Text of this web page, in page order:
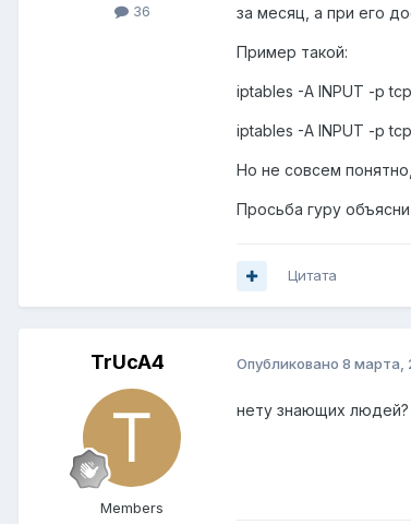
36
за месяц, а при его
Пример такой:
iptables -A INPUT -p
iptables -A INPUT -p
Но не совсем
Просьба гуру
Цитата
TrUcA4
Members
Опубликовано 8 марта,
нету знающих людей?